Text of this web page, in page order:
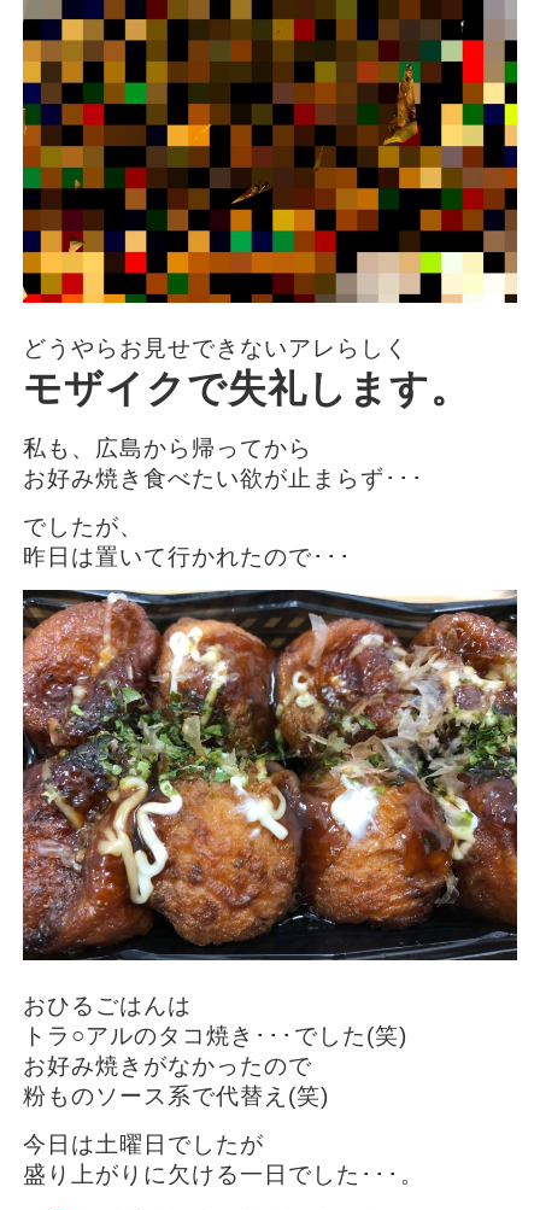
どうやらお見せできないアレらしく
モザイクで失礼します。
私も、広島から帰ってから
お好み焼き食べたい欲が止まらず･･･
でしたが、
昨日は置いて行かれたので･･･
おひるごはんは
トラ○アルのタコ焼き･･･でした(笑)
お好み焼きがなかったので
粉ものソース系で代替え(笑)
今日は土曜日でしたが
盛り上がりに欠ける一日でした･･･。